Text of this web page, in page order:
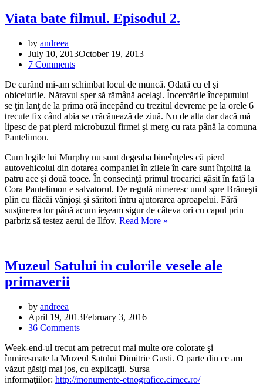
Viata bate filmul. Episodul 2.
by andreea
July 10, 2013October 19, 2013
7 Comments
De curând mi-am schimbat locul de muncă. Odată cu el şi
obiceiurile. Năravul sper să rămână acelaşi. Încercările începutului
se ţin lanţ de la prima oră începând cu trezitul devreme pe la orele 6
trecute fix când abia se crăcănează de ziuă. Nu de alta dar dacă mă
lipesc de pat pierd microbuzul firmei şi merg cu rata până la comuna
Pantelimon.
Cum legile lui Murphy nu sunt degeaba bineînţeles că pierd
autovehicolul din dotarea companiei în zilele în care sunt înţolită la
patru ace şi două toace. În consecinţă primul trocarici găsit în faţă la
Cora Pantelimon e salvatorul. De regulă nimeresc unul spre Brăneşti
plin cu flăcăi vânjoşi şi săritori întru ajutorarea aproapelui. Fără
susţinerea lor până acum ieşeam sigur de câteva ori cu capul prin
parbriz să testez aerul de Ilfov. Read More »
2.
Muzeul Satului in culorile vesele ale
primaverii
by andreea
April 19, 2013February 3, 2016
36 Comments
Week-end-ul trecut am petrecut mai multe ore colorate şi
înmiresmate la Muzeul Satului Dimitrie Gusti. O parte din ce am
văzut găsiţi mai jos, cu explicaţii. Sursa
informaţiilor: http://monumente-etnografice.cimec.ro/